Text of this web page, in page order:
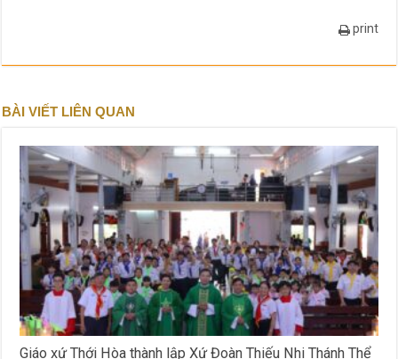
print
BÀI VIẾT LIÊN QUAN
Giáo xứ Thới Hòa thành lập Xứ Đoàn Thiếu Nhi Thánh Thể